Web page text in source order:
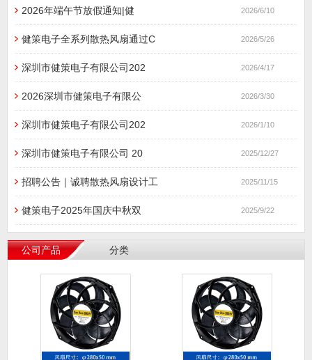
2026年端午节放假通知|健 2026/6/10
健策电子全系列散热风扇通过C 2026/5/26
深圳市健策电子有限公司202 2026/4/17
2026深圳市健策电子有限公 2026/3/30
深圳市健策电子有限公司202 2026/1/10
深圳市健策电子有限公司 20 2025/12/27
招聘公告｜诚聘散热风扇设计工 2025/11/15
健策电子2025年国庆中秋双 2025/9/22
公司产品 分类